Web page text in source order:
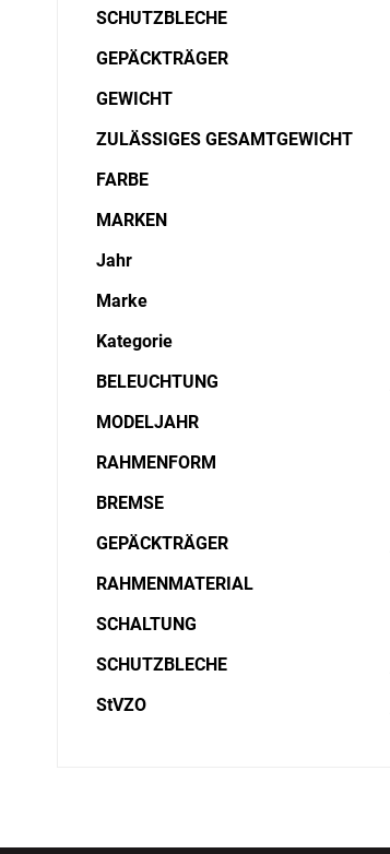
SCHUTZBLECHE
GEPÄCKTRÄGER
GEWICHT
ZULÄSSIGES GESAMTGEWICHT
FARBE
MARKEN
Jahr
Marke
Kategorie
BELEUCHTUNG
MODELJAHR
RAHMENFORM
BREMSE
GEPÄCKTRÄGER
RAHMENMATERIAL
SCHALTUNG
SCHUTZBLECHE
StVZO